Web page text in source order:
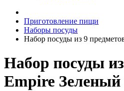
Приготовление пищи
Наборы посуды
Набор посуды из 9
Набор посуды
Empire Зеленый